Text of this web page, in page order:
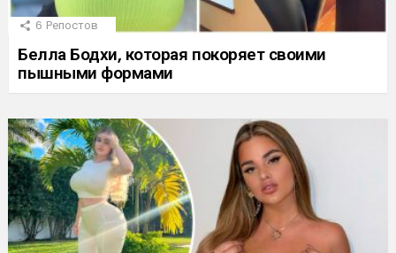
6 Репостов
Белла Бодхи, которая покоряет своими
пышными формами